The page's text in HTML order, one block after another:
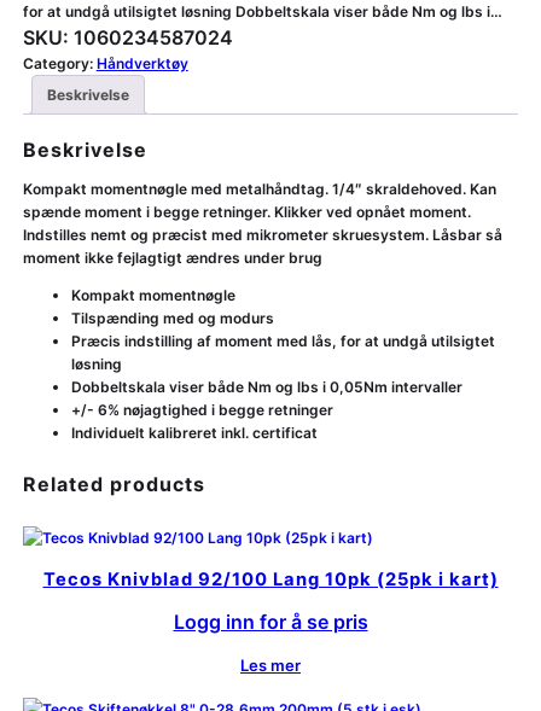
for at undgå utilsigtet løsning Dobbeltskala viser både Nm og lbs i…
SKU: 1060234587024
Category: Håndverktøy
Beskrivelse
Beskrivelse
Kompakt momentnøgle med metalhåndtag. 1/4″ skraldehoved. Kan
spænde moment i begge retninger. Klikker ved opnået moment.
Indstilles nemt og præcist med mikrometer skruesystem. Låsbar så
moment ikke fejlagtigt ændres under brug
Kompakt momentnøgle
Tilspænding med og modurs
Præcis indstilling af moment med lås, for at undgå utilsigtet
løsning
Dobbeltskala viser både Nm og lbs i 0,05Nm intervaller
+/- 6% nøjagtighed i begge retninger
Individuelt kalibreret inkl. certificat
Related products
Tecos Knivblad 92/100 Lang 10pk (25pk i kart)
Logg inn for å se pris
Les mer